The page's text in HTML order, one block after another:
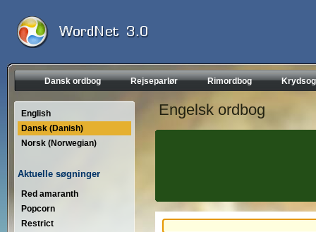
Dansk ordbog Rejseparlør Rimordbog
English
Dansk (Danish)
Norsk (Norwegian)
Aktuelle søgninger
Red amaranth
Popcorn
Restrict
Engelsk ordbog